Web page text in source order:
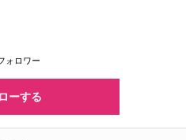
ォロワー
ーする